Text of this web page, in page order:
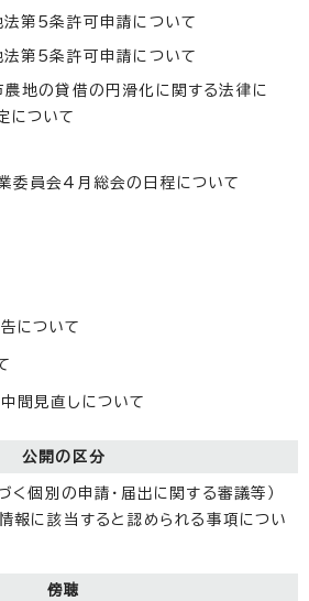
第5条許可申請について
第5条許可申請について
地の貸借の円滑化に関する法律に
について
委員会4月総会の日程について
について
間見直しについて
公開の区分
く個別の申請・届出に関する審議等）
報に該当すると認められる事項につい
傍聴